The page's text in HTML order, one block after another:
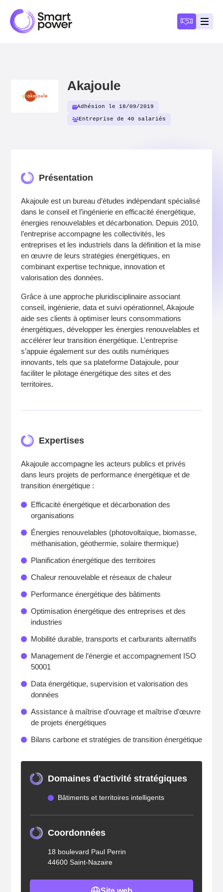
Devenir
Akajoule
Adhésion le 18/09/2019
Entreprise de 40 salariés
Présentation
Akajoule est un bureau d’études indépendant spécialisé
dans le conseil et l’ingénierie en efficacité énergétique,
énergies renouvelables et décarbonation. Depuis 2010,
l’entreprise accompagne les collectivités, les
entreprises et les industriels dans la définition et la mise
en œuvre de leurs stratégies énergétiques, en
combinant expertise technique, innovation et
valorisation des données.
Grâce à une approche pluridisciplinaire associant
conseil, ingénierie, data et suivi opérationnel, Akajoule
aide ses clients à optimiser leurs consommations
énergétiques, développer les énergies renouvelables et
accélérer leur transition énergétique. L’entreprise
s’appuie également sur des outils numériques
innovants, tels que sa plateforme Datajoule, pour
faciliter le pilotage énergétique des sites et des
territoires.
Expertises
Akajoule accompagne les acteurs publics et privés
dans leurs projets de performance énergétique et de
transition énergétique :
Efficacité énergétique et décarbonation des
organisations
Énergies renouvelables (photovoltaïque, biomasse,
méthanisation, géothermie, solaire thermique)
Planification énergétique des territoires
Chaleur renouvelable et réseaux de chaleur
Performance énergétique des bâtiments
Optimisation énergétique des entreprises et des
industries
Mobilité durable, transports et carburants alternatifs
Management de l’énergie et accompagnement ISO
50001
Data énergétique, supervision et valorisation des
données
Assistance à maîtrise d’ouvrage et maîtrise d’œuvre
de projets énergétiques
Bilans carbone et stratégies de transition énergétique
Domaines d'activité stratégiques
Bâtiments et territoires intelligents
Coordonnées
18 boulevard Paul Perrin
44600 Saint-Nazaire